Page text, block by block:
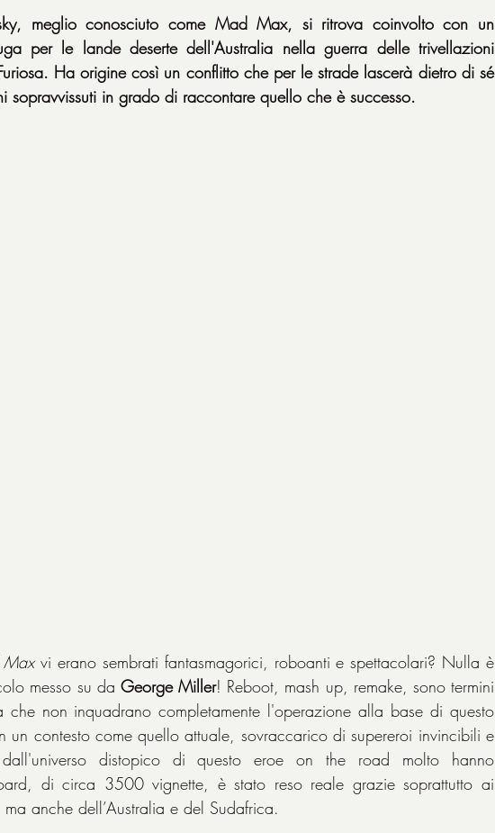
meglio conosciuto come Mad Max, si ritrova coinvolto con un
per le lande deserte dell'Australia nella guerra delle trivellazioni
Ha origine così un conflitto che per le strade lascerà dietro di sé
sopravvissuti in grado di raccontare quello che è successo.
vi erano sembrati fantasmagorici, roboanti e spettacolari? Nulla è
messo su da George Miller! Reboot, mash up, remake, sono termini
non inquadrano completamente l'operazione alla base di questo
un contesto come quello attuale, sovraccarico di supereroi invincibili e
distopico di questo eroe on the road molto hanno
di circa 3500 vignette, è stato reso reale grazie soprattutto ai
anche dell’Australia e del Sudafrica.